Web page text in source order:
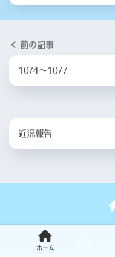
前の記事
10/4〜10/7
近況報告
© 2026
ホーム